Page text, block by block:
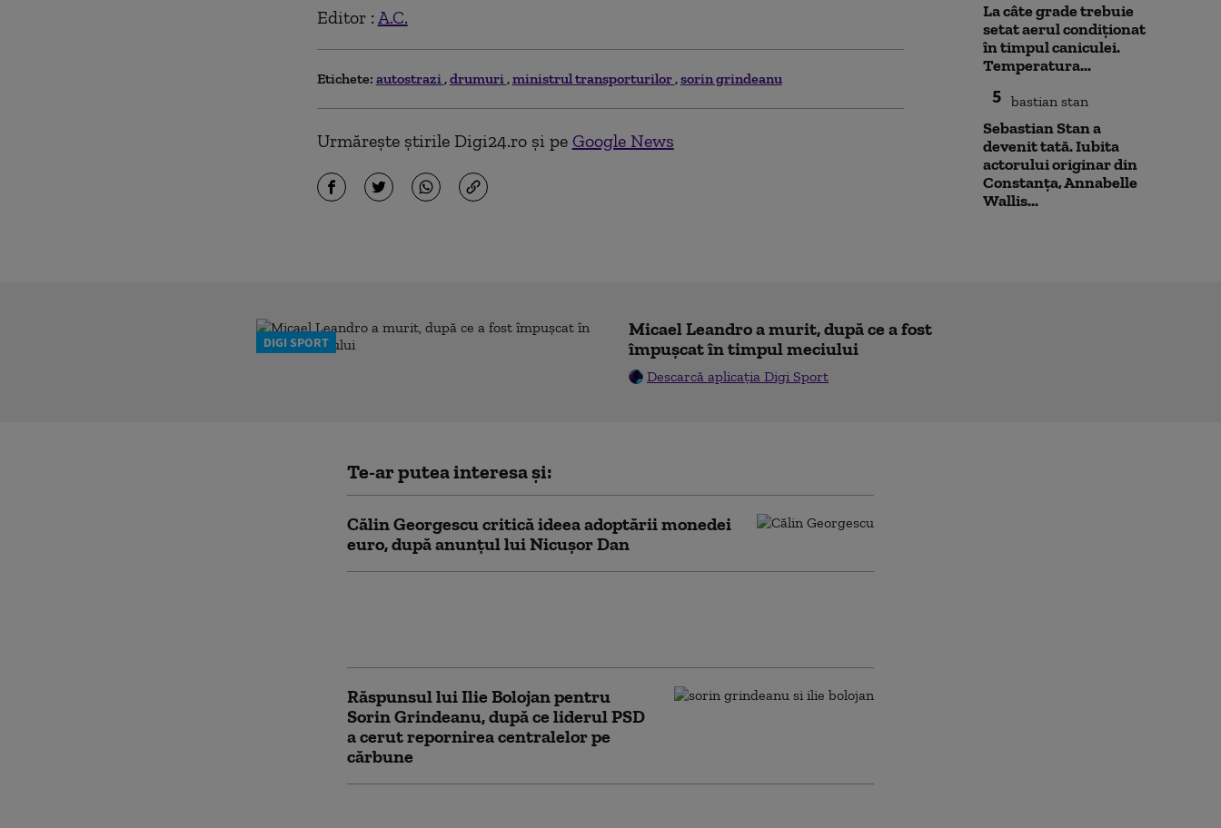
Editor : A.C.
Etichete: autostrazi drumuri ministrul transporturilor sorin grindeanu
Urmărește știrile Digi24.ro și pe Google News
La câte grade trebuie
setat aerul condiționat
în timpul caniculei.
Temperatura...
5
Sebastian Stan a
devenit tată. Iubita
actorului originar din
Constanța, Annabelle
Wallis...
DIGI SPORT
Micael Leandro a murit, după ce a fost
împușcat în timpul meciului
Descarcă aplicația Digi Sport
Te-ar putea interesa și:
Călin Georgescu critică ideea adoptării monedei
euro, după anunțul lui Nicușor Dan
Răspunsul lui Ilie Bolojan pentru
Sorin Grindeanu, după ce liderul PSD
a cerut repornirea centralelor pe
cărbune